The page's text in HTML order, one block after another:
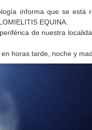
informa que se está
EQUINA.
de nuestra
horas tarde, noche y